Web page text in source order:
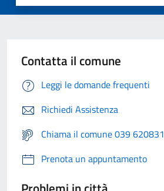
Contatta il comune
Leggi le domande frequenti
Richiedi Assistenza
Chiama il comune 039 620831
Prenota un appuntamento